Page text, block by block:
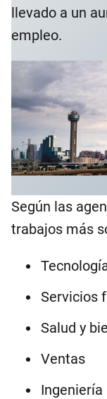
llevado a un
empleo.
Según las
trabajos más
Servicios
Salud y
Ventas
Ingeniería